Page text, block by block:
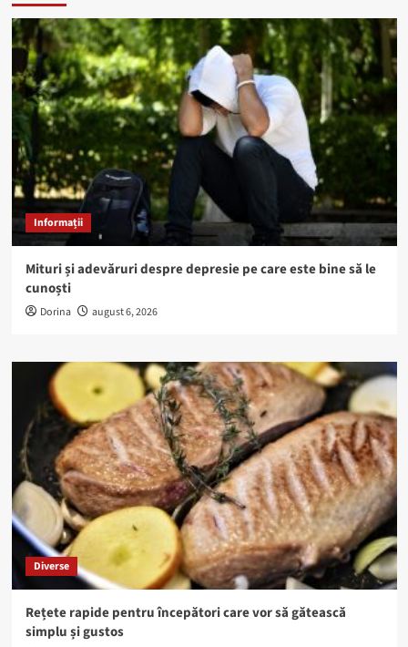
Informații
Mituri și adevăruri despre depresie pe care este bine să le
cunoști
Dorina august 6, 2026
Diverse
Rețete rapide pentru începători care vor să gătească
simplu și gustos